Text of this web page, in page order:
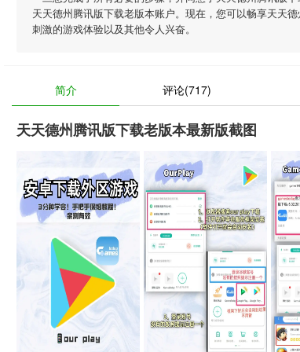
天天德州腾讯版下载老版本账户。现在，您可以畅享天天
刺激的游戏体验以及其他令人兴奋。
简介 评论(717)
天天德州腾讯版下载老版本最新版截图